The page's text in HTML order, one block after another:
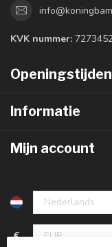
KVK nummer:
Openingstijden
Informatie
Mijn account
€